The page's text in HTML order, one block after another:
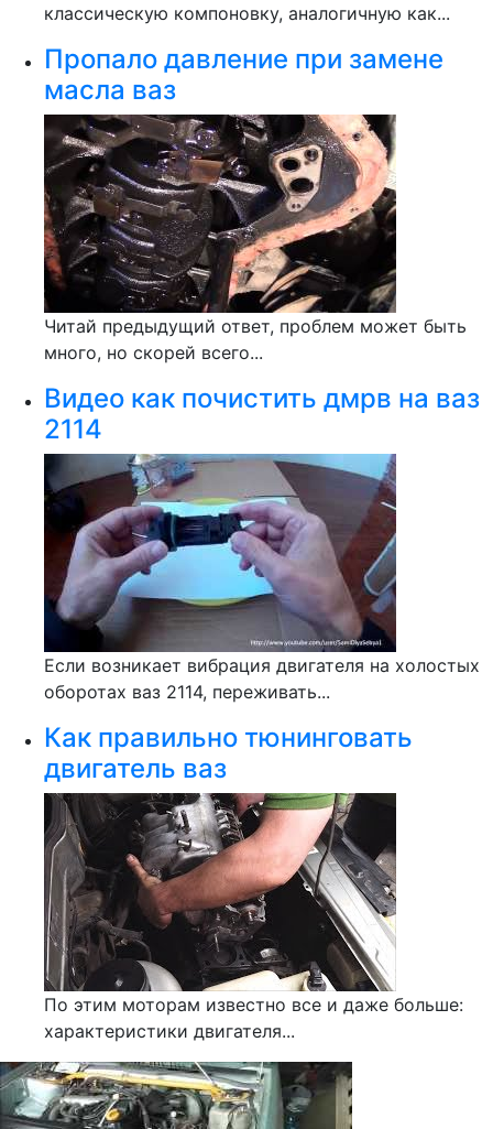
классическую компоновку, аналогичную как...
Пропало давление при замене
масла ваз
Читай предыдущий ответ, проблем может быть
много, но скорей всего...
Видео как почистить дмрв на ваз
2114
Если возникает вибрация двигателя на холостых
оборотах ваз 2114, переживать...
Как правильно тюнинговать
двигатель ваз
По этим моторам известно все и даже больше:
характеристики двигателя...